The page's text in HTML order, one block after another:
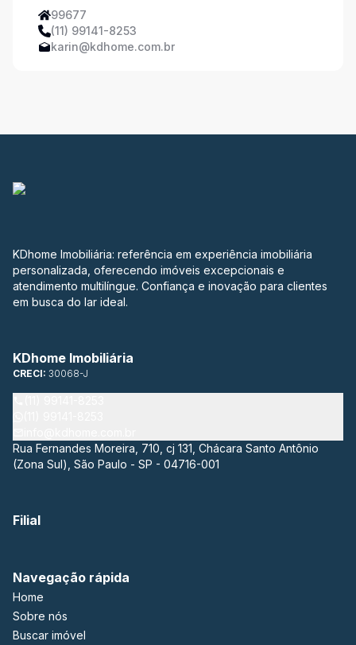
99677
(11) 99141-8253
karin@kdhome.com.br
KDhome Imobiliária: referência em experiência imobiliária
personalizada, oferecendo imóveis excepcionais e
atendimento multilíngue. Confiança e inovação para clientes
em busca do lar ideal.
KDhome Imobiliária
CRECI: 30068-J
Rua Fernandes Moreira, 710, cj 131, Chácara Santo Antônio
(Zona Sul), São Paulo - SP - 04716-001
Filial
Navegação rápida
Home
Sobre nós
Buscar imóvel